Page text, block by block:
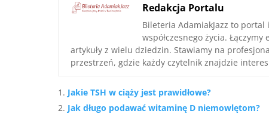
Redakcja Portalu
Bileteria AdamiakJazz to
współczesnego życia.
artykuły z wielu dziedzin. Stawiamy na
przestrzeń, gdzie każdy czytelnik znajdzie
Jakie TSH w ciąży jest prawidłowe?
Jak długo podawać witaminę D niemowlętom?